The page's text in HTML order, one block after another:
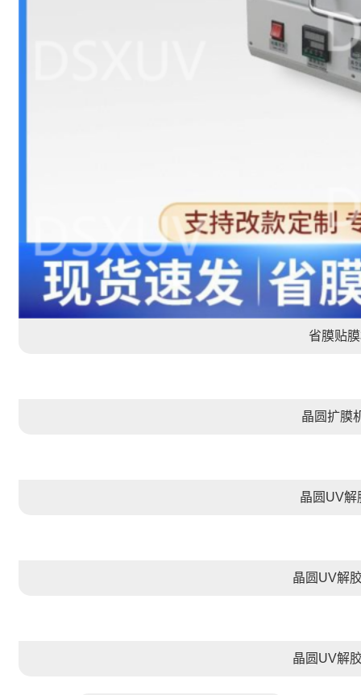
省膜贴
晶圆扩膜
晶圆UV解
晶圆UV解
晶圆UV解